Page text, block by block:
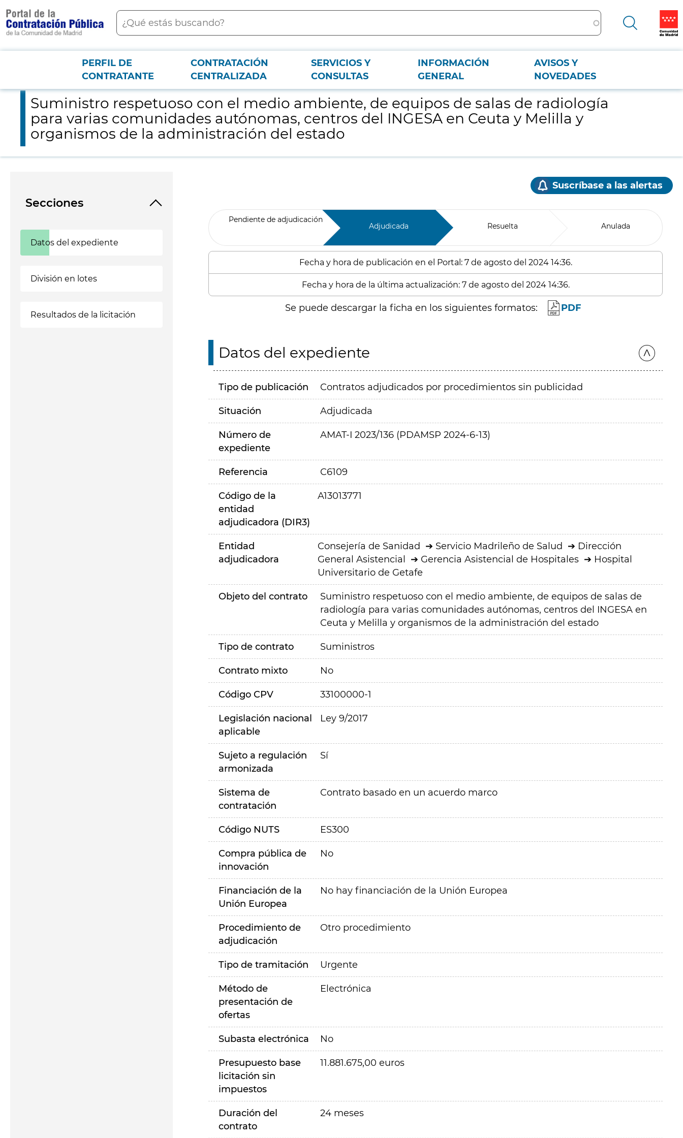
contenido
principal
Buscar
Menú PCON
PERFIL DE
CONTRATANTE
CONTRATACIÓN
CENTRALIZADA
SERVICIOS Y
CONSULTAS
INFORMACIÓN
GENERAL
AVISOS Y
NOVEDADES
Suministro respetuoso con el medio ambiente, de equipos de salas de radiología para varias comunidades autónomas, centros del INGESA en Ceuta y Melilla y organismos de la administración del estado
Suministro respetuoso con el medio ambiente, de equipos de salas de radiología
para varias comunidades autónomas, centros del INGESA en Ceuta y Melilla y
organismos de la administración del estado
Secciones
Datos del expediente
División en lotes
Resultados de la licitación
Suscríbase a las alertas
Pendiente de adjudicación
Adjudicada Resuelta Anulada
Fecha y hora de publicación en el Portal: 7 de agosto del 2024 14:36.
Fecha y hora de la última actualización: 7 de agosto del 2024 14:36.
Se puede descargar la ficha en los siguientes formatos: PDF
Datos del expediente
Tipo de publicación Contratos adjudicados por procedimientos sin publicidad
Situación Adjudicada
Número de
expediente
AMAT-I 2023/136 (PDAMSP 2024-6-13)
Referencia C6109
Código de la
entidad
adjudicadora (DIR3)
A13013771
Entidad
adjudicadora
Consejería de Sanidad Servicio Madrileño de Salud
Dirección
General Asistencial
Gerencia Asistencial de Hospitales
Hospital
Universitario de Getafe
Objeto del contrato
Suministro respetuoso con el medio ambiente, de equipos de salas de
radiología para varias comunidades autónomas, centros del INGESA en
Ceuta y Melilla y organismos de la administración del estado
Tipo de contrato Suministros
Contrato mixto No
Código CPV 33100000-1
Legislación nacional
aplicable
Ley 9/2017
Sujeto a regulación
armonizada
Sí
Sistema de
contratación
Contrato basado en un acuerdo marco
Código NUTS ES300
Compra pública de
innovación
No
Financiación de la
Unión Europea
No hay financiación de la Unión Europea
Procedimiento de
adjudicación
Otro procedimiento
Tipo de tramitación Urgente
Método de
presentación de
ofertas
Electrónica
Subasta electrónica No
Presupuesto base
licitación sin
impuestos
11.881.675,00 euros
Duración del
contrato
24 meses